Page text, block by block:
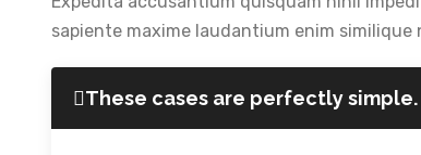
sapiente maxime laudantium enim similique
These cases are perfectly simple.